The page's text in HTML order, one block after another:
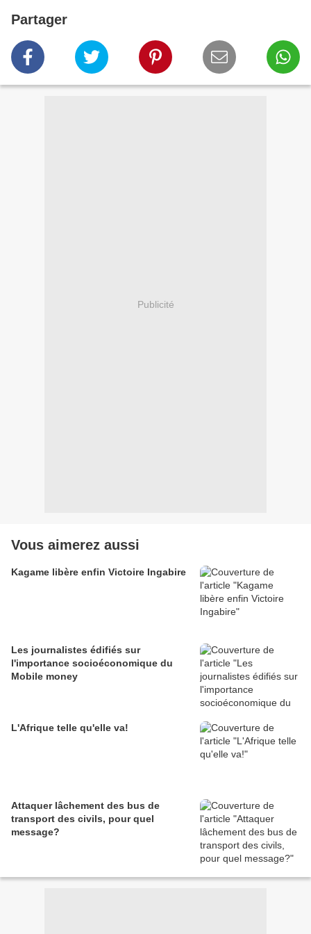
Partager
Publicité
Vous aimerez aussi
Kagame libère enfin Victoire Ingabire
Les journalistes édifiés sur
l'importance socioéconomique du
Mobile money
L'Afrique telle qu'elle va!
Attaquer lâchement des bus de
transport des civils, pour quel
message?